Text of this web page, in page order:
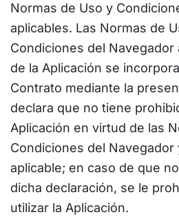
Normas de Uso y
aplicables. Las Normas de
Condiciones del Navegador
de la Aplicación se
Contrato mediante la
declara que no tiene
Aplicación en virtud de las
Condiciones del Navegador
aplicable; en caso de que
dicha declaración, se le
utilizar la Aplicación.